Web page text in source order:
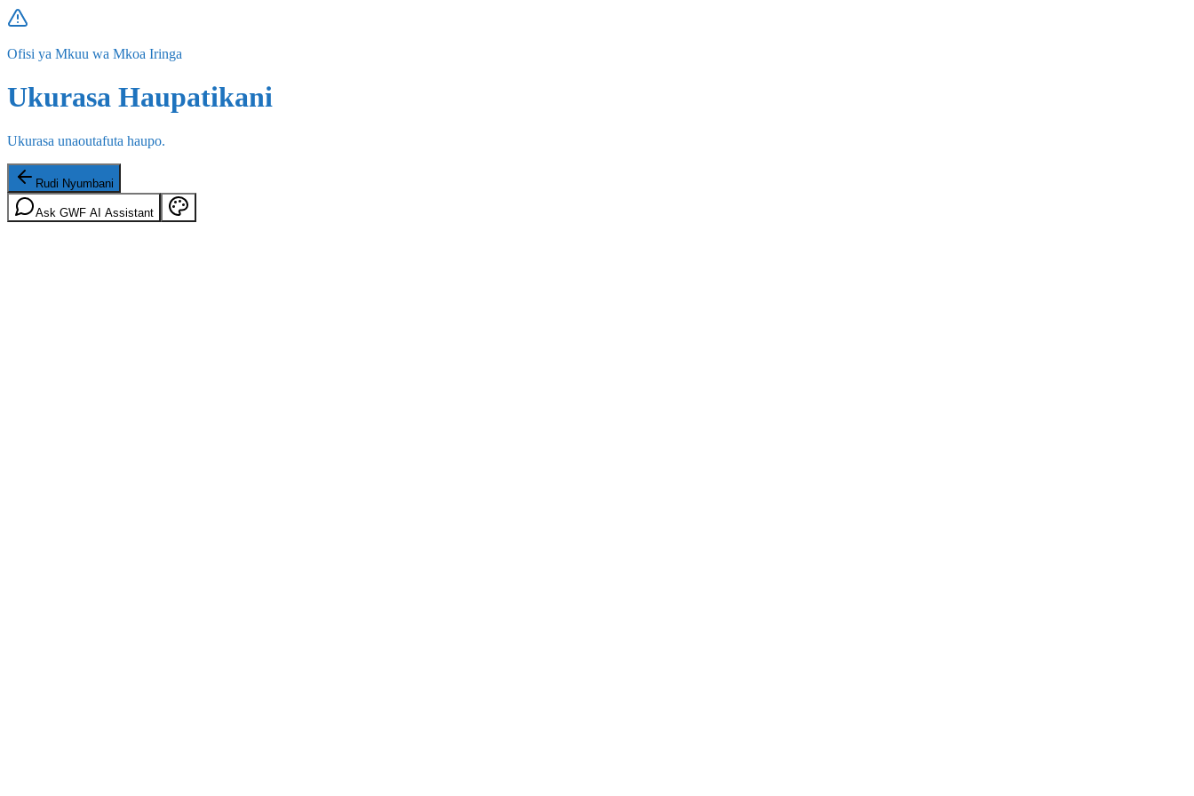
Ofisi ya Mkuu wa Mkoa Iringa
Ukurasa Haupatikani
Ukurasa unaoutafuta haupo.
Rudi Nyumbani
Ask GWF AI Assistant